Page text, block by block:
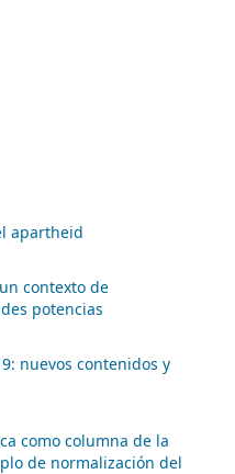
apartheid
contexto de
potencias
nuevos contenidos y
como columna de la
de normalización del